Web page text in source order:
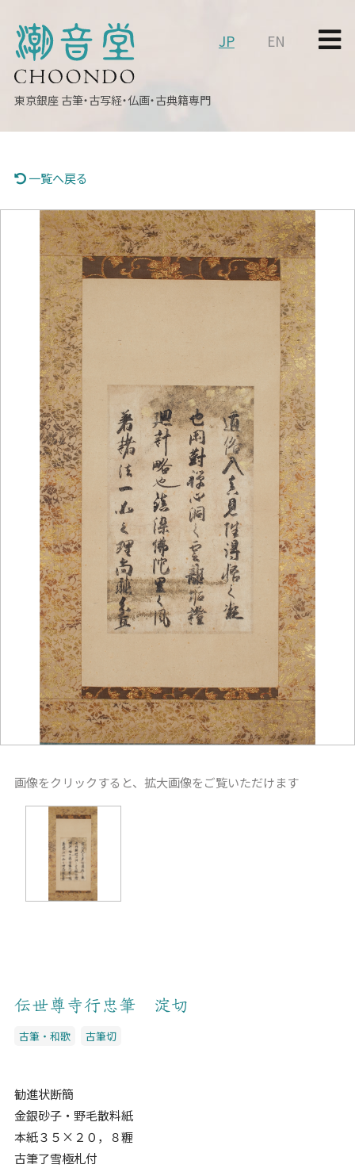
東京銀座 古筆・古写経・仏画・古典籍専門
JP EN
一覧へ戻る
画像をクリックすると、拡大画像をご覧いただけます
伝世尊寺行忠筆 淀切
古筆・和歌 古筆切
勧進状断簡
金銀砂子・野毛散料紙
本紙３５×２０，８糎
古筆了雪極札付